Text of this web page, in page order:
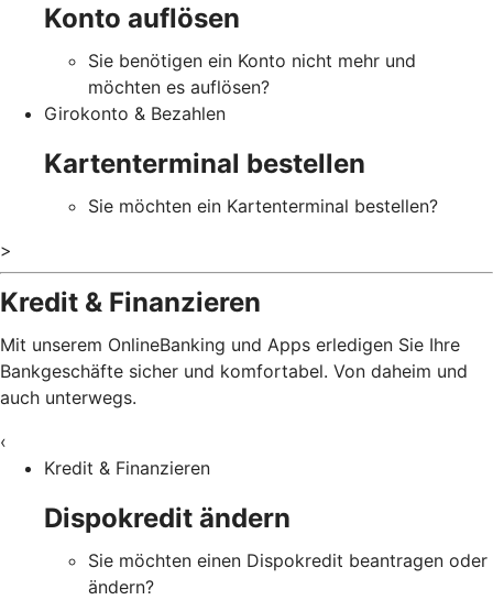
Konto auflösen
Sie benötigen ein Konto nicht mehr und
möchten es auflösen?
Girokonto & Bezahlen
Kartenterminal bestellen
Sie möchten ein Kartenterminal bestellen?
>
Kredit & Finanzieren
Mit unserem OnlineBanking und Apps erledigen Sie Ihre
Bankgeschäfte sicher und komfortabel. Von daheim und
auch unterwegs.
‹
Kredit & Finanzieren
Dispokredit ändern
Sie möchten einen Dispokredit beantragen oder
ändern?